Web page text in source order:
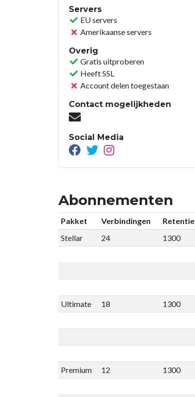
Servers
EU servers
Amerikaanse servers
Overig
Gratis uitproberen
Heeft SSL
Account delen toegestaan
Contact mogelijkheden
Social Media
Abonnementen
Pakket Verbindingen Retentie
Stellar
24 1300
Ultimate
18 1300
Premium
12 1300